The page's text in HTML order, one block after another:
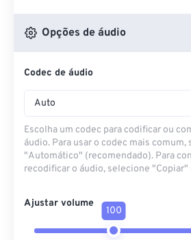
Opções de áudio
Codec de áudio
Auto
Escolha um codec para codificar ou
áudio. Para usar o codec mais comum,
"Automático" (recomendado). Para
recodificar o áudio, selecione
Ajustar volume
100